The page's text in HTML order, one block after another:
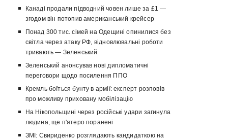
Канаді продали підводний човен лише за £1 —
згодом він потопив американський крейсер
Понад 300 тис. сімей на Одещині опинилися без
світла через атаку РФ, відновлювальні роботи
тривають — Зеленський
Зеленський анонсував нові дипломатичні
переговори щодо посилення ППО
Кремль боїться бунту в армії: експерт розповів
про можливу приховану мобілізацію
На Нікопольщині через російські удари загинула
людина, ще п'ятеро поранені
ЗМІ: Свириденко розглядають кандидаткою на